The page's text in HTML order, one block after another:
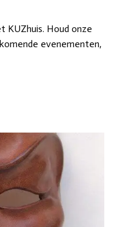
KUZhuis. Houd onze
evenementen,